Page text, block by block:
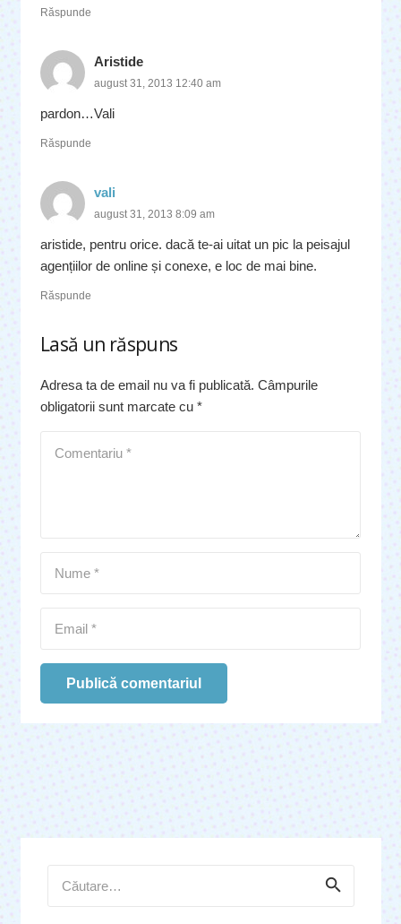
Răspunde
Aristide
august 31, 2013 12:40 am
pardon…Vali
Răspunde
vali
august 31, 2013 8:09 am
aristide, pentru orice. dacă te-ai uitat un pic la peisajul
agențiilor de online și conexe, e loc de mai bine.
Răspunde
Lasă un răspuns
Adresa ta de email nu va fi publicată. Câmpurile
obligatorii sunt marcate cu *
Publică comentariul
după: